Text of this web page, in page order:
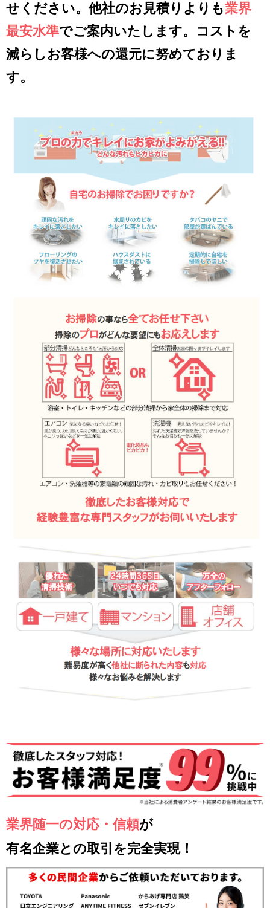
せください。他社のお見積りよりも業界
最安水準でご案内いたします。コストを
減らしお客様への還元に努めておりま
す。
業界随一の対応・信頼が
有名企業との取引を完全実現！